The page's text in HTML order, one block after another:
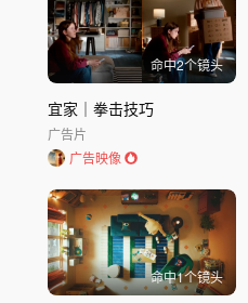
命中2个镜头
宜家｜拳击技巧
广告片
广告映像
命中1个镜头